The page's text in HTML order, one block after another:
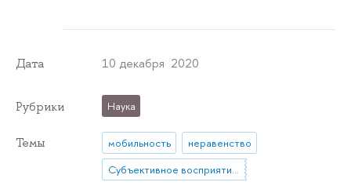
Дата 10 декабря 2020
Рубрики Наука
Темы мобильность
неравенство
Субъективное восприятие неравенства